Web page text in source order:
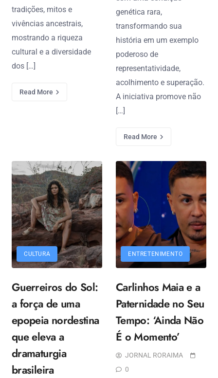
tradições, mitos e
vivências ancestrais,
mostrando a riqueza
cultural e a diversidade
dos […]
Read More
genética rara,
transformando sua
história em um exemplo
poderoso de
representatividade,
acolhimento e superação.
A iniciativa promove não
[…]
Read More
CULTURA
Guerreiros do Sol:
a força de uma
epopeia nordestina
que eleva a
dramaturgia
brasileira
ENTRETENIMENTO
Carlinhos Maia e a
Paternidade no Seu
Tempo: ‘Ainda Não
É o Momento’
JORNAL RORAIMA
0